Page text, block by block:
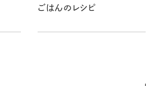
ごはんのレシピ